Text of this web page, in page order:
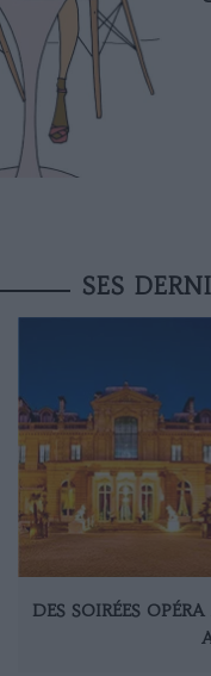
SES
DES SOIRÉES